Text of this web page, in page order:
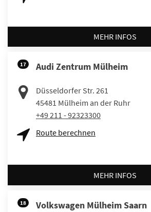
MEHR INFOS
17 Audi Zentrum Mülheim
Düsseldorfer Str. 261
45481 Mülheim an der Ruhr
+49 211 - 92323300
Route berechnen
MEHR INFOS
18 Volkswagen Mülheim Saarn